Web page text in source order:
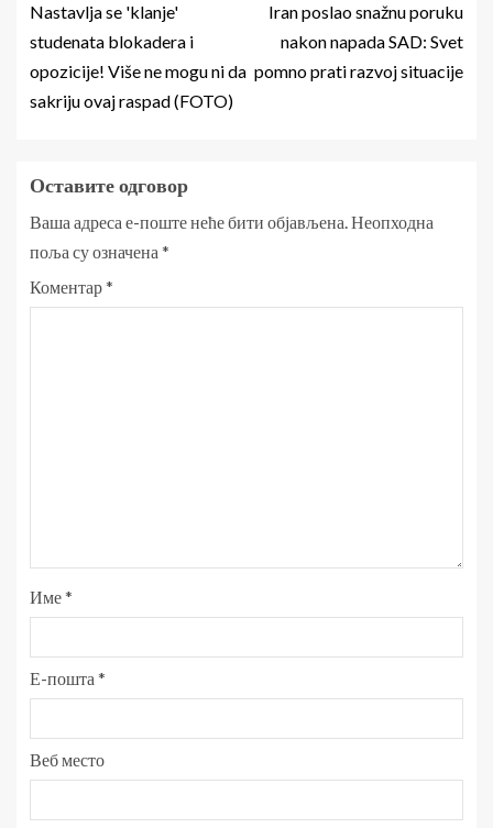
Nastavlja se 'klanje'
studenata blokadera i
opozicije! Više ne mogu ni da
sakriju ovaj raspad (FOTO)
Iran poslao snažnu poruku
nakon napada SAD: Svet
pomno prati razvoj situacije
Оставите одговор
Ваша адреса е-поште неће бити објављена.Неопходна
поља су означена *
Коментар*
Име*
Е-пошта *
Веб место